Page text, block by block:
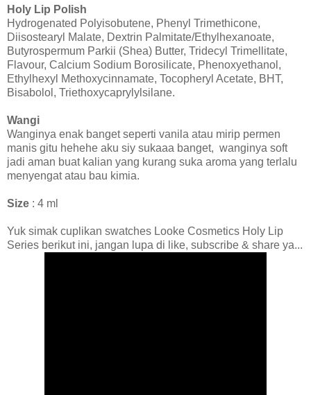
Holy Lip Polish
Hydrogenated Polyisobutene, Phenyl Trimethicone,
Diisostearyl Malate, Dextrin Palmitate/Ethylhexanoate,
Butyrospermum Parkii (Shea) Butter, Tridecyl Trimellitate,
Flavour, Calcium Sodium Borosilicate, Phenoxyethanol,
Ethylhexyl Methoxycinnamate, Tocopheryl Acetate, BHT,
Bisabolol, Triethoxycaprylylsilane.
Wangi
Wanginya enak banget seperti vanila atau mirip permen
manis gitu hehehe aku siy sukaaa banget, wanginya soft
jadi aman buat kalian yang kurang suka aroma yang terlalu
menyengat atau bau kimia.
Size : 4 ml
Yuk simak cuplikan swatches Looke Cosmetics Holy Lip
Series berikut ini, jangan lupa di like, subscribe & share ya...